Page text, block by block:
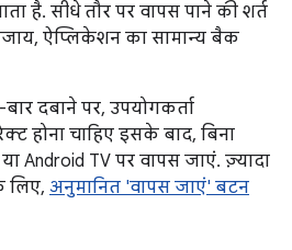
है. सीधे तौर पर वापस पाने की शर्त
ऐप्लिकेशन का सामान्य बैक
दबाने पर, उपयोगकर्ता
होना चाहिए इसके बाद, बिना
Android TV पर वापस जाएं. ज़्यादा
लिए, अनुमानित 'वापस जाएं' बटन